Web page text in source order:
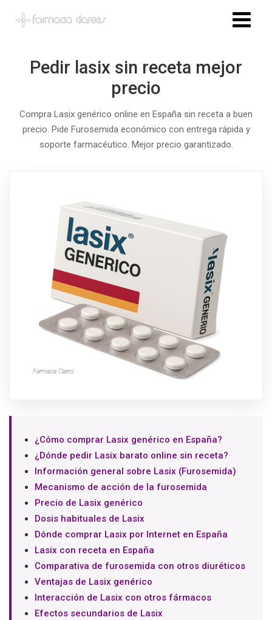
Pedir lasix sin receta mejor
precio
Compra Lasix genérico online en España sin receta a buen
precio. Pide Furosemida económico con entrega rápida y
soporte farmacéutico. Mejor precio garantizado.
¿Cómo comprar Lasix genérico en España?
¿Dónde pedir Lasix barato online sin receta?
Información general sobre Lasix (Furosemida)
Mecanismo de acción de la furosemida
Precio de Lasix genérico
Dosis habituales de Lasix
Dónde comprar Lasix por Internet en España
Lasix con receta en España
Comparativa de furosemida con otros diuréticos
Ventajas de Lasix genérico
Interacción de Lasix con otros fármacos
Efectos secundarios de Lasix